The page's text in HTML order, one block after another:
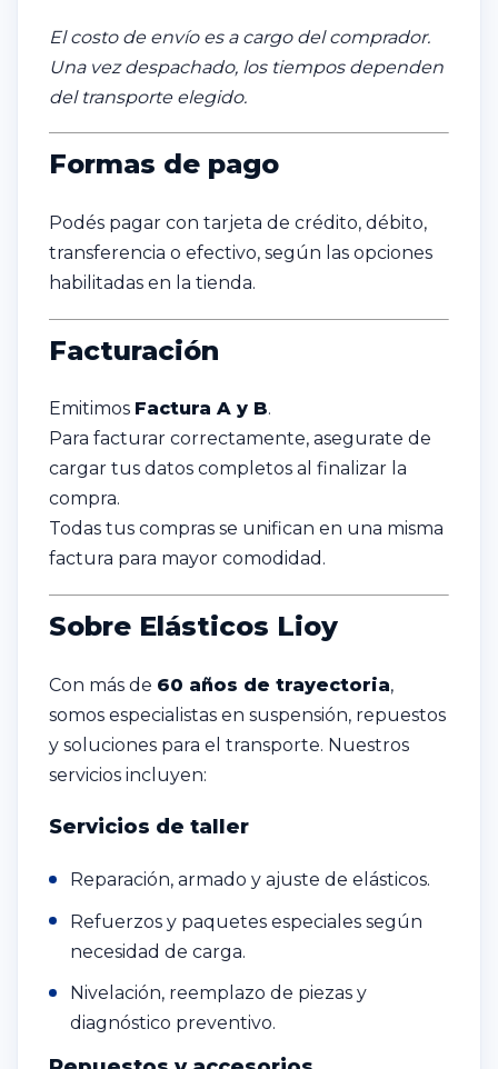
El costo de envío es a cargo del comprador.
Una vez despachado, los tiempos dependen
del transporte elegido.
Formas de pago
Podés pagar con tarjeta de crédito, débito,
transferencia o efectivo, según las opciones
habilitadas en la tienda.
Facturación
Emitimos Factura A y B.
Para facturar correctamente, asegurate de
cargar tus datos completos al finalizar la
compra.
Todas tus compras se unifican en una misma
factura para mayor comodidad.
Sobre Elásticos Lioy
Con más de 60 años de trayectoria,
somos especialistas en suspensión, repuestos
y soluciones para el transporte. Nuestros
servicios incluyen:
Servicios de taller
Reparación, armado y ajuste de elásticos.
Refuerzos y paquetes especiales según
necesidad de carga.
Nivelación, reemplazo de piezas y
diagnóstico preventivo.